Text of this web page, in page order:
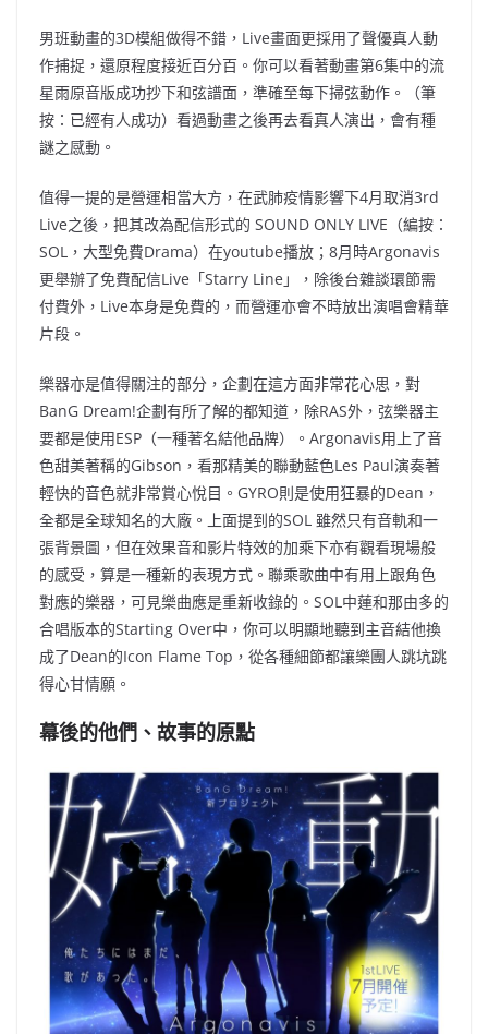
男班動畫的3D模組做得不錯，Live畫面更採用了聲優真人動
作捕捉，還原程度接近百分百。你可以看著動畫第6集中的流
星雨原音版成功抄下和弦譜面，準確至每下掃弦動作。（筆
按：已經有人成功）看過動畫之後再去看真人演出，會有種
謎之感動。
值得一提的是營運相當大方，在武肺疫情影響下4月取消3rd
L ive之後，把其改為配信形式的 SOUND ONLY LIVE（編按：
SOL，大型免費Drama）在youtube播放；8月時Argonavis
更舉辦了免費配信L ive「Starry Line」，除後台雜談環節需
付費外，L ive本身是免費的，而營運亦會不時放出演唱會精華
片段。
樂器亦是值得關注的部分，企劃在這方面非常花心思，對
BanG Dream!企劃有所了解的都知道，除RAS外，弦樂器主
要都是使用ESP（一種著名結他品牌）。Argonavis用上了音
色甜美著稱的Gibson，看那精美的聯動藍色Les Paul演奏著
輕快的音色就非常賞心悅目。GYRO則是使用狂暴的Dean，
全都是全球知名的大廠。上面提到的SOL 雖然只有音軌和一
張背景圖，但在效果音和影片特效的加乘下亦有觀看現場般
的感受，算是一種新的表現方式。聯乘歌曲中有用上跟角色
對應的樂器，可見樂曲應是重新收錄的。SOL中蓮和那由多的
合唱版本的Starting Over中，你可以明顯地聽到主音結他換
成了Dean的Icon Flame Top，從各種細節都讓樂團人跳坑跳
得心甘情願。
幕後的他們、故事的原點